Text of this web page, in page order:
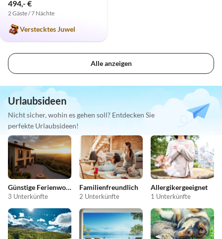
494,- €
2 Gäste / 7 Nächte
Verstecktes Juwel
Alle anzeigen
Urlaubsideen
Nicht sicher, wohin es gehen soll? Entdecken Sie
perfekte Urlaubsideen!
Günstige Ferienwohnungen
3 Unterkünfte
Familienfreundlich
2 Unterkünfte
Allergikergeeignet
1 Unterkünfte